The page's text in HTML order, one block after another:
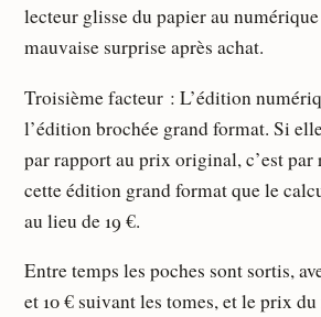
lecteur glisse du papier au numérique
mauvaise surprise après achat.
Troisième facteur : L’édition
l’édition brochée grand format. Si
par rapport au prix original, c’est
cette édition grand format que le
au lieu de 19 €.
Entre temps les poches sont sortis,
et 10 € suivant les tomes, et le prix du